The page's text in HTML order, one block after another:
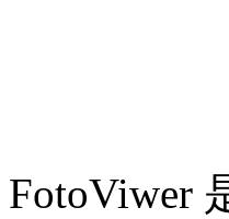
FotoViwer